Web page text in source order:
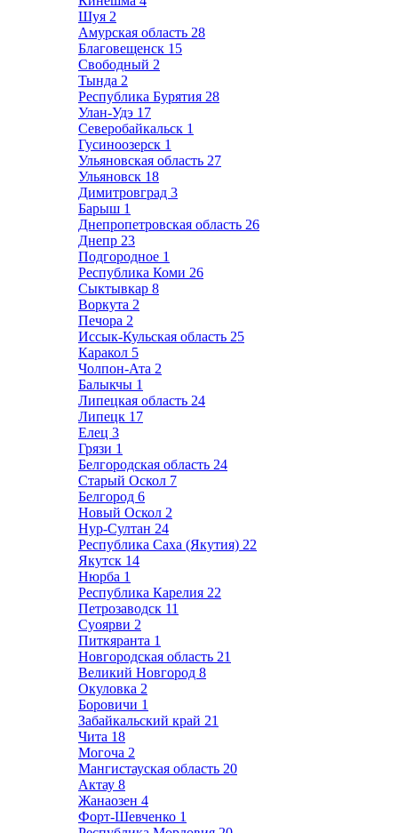
Шуя 2
Амурская область 28
Благовещенск 15
Свободный 2
Тында 2
Республика Бурятия 28
Улан-Удэ 17
Северобайкальск 1
Гусиноозерск 1
Ульяновская область 27
Ульяновск 18
Димитровград 3
Барыш 1
Днепропетровская область 26
Днепр 23
Подгородное 1
Республика Коми 26
Сыктывкар 8
Воркута 2
Печора 2
Иссык-Кульская область 25
Каракол 5
Чолпон-Ата 2
Балыкчы 1
Липецкая область 24
Липецк 17
Елец 3
Грязи 1
Белгородская область 24
Старый Оскол 7
Белгород 6
Новый Оскол 2
Нур-Султан 24
Республика Саха (Якутия) 22
Якутск 14
Нюрба 1
Республика Карелия 22
Петрозаводск 11
Суоярви 2
Питкяранта 1
Новгородская область 21
Великий Новгород 8
Окуловка 2
Боровичи 1
Забайкальский край 21
Чита 18
Могоча 2
Мангистауская область 20
Актау 8
Жанаозен 4
Форт-Шевченко 1